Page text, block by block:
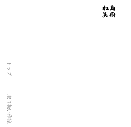
トップ
取り扱い作家